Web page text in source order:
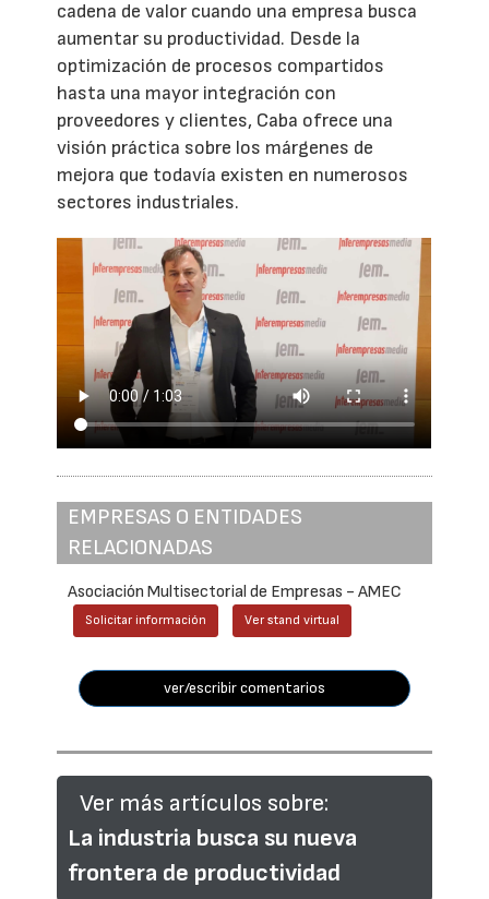
cadena de valor cuando una empresa busca
aumentar su productividad. Desde la
optimización de procesos compartidos
hasta una mayor integración con
proveedores y clientes, Caba ofrece una
visión práctica sobre los márgenes de
mejora que todavía existen en numerosos
sectores industriales.
EMPRESAS O ENTIDADES
RELACIONADAS
Asociación Multisectorial de Empresas - AMEC
Solicitar información Ver stand virtual
ver/escribir comentarios
Ver más artículos sobre:
La industria busca su nueva
frontera de productividad